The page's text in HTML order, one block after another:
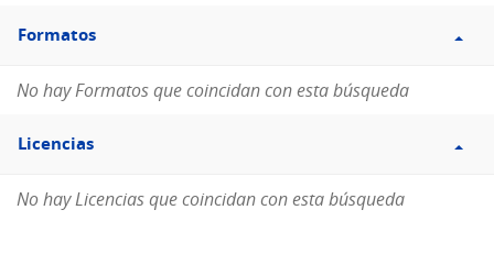
Filtro
Formatos
Formatos
No hay Formatos que coincidan con esta búsqueda
Filtro
Licencias
Licencias
No hay Licencias que coincidan con esta búsqueda